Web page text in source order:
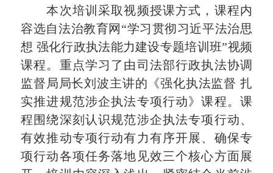
本次培训采取视频授课方式，课程内
容选自法治教育网“学习贯彻习近平法治思
想 强化行政执法能力建设专题培训班”视频
课程。重点学习了由司法部行政执法协调
监督局局长刘波主讲的《强化执法监督 扎
实推进规范涉企执法专项行动》课程。课
程围绕深刻认识规范涉企执法专项行动、
有效推动专项行动有力有序开展、确保专
项行动各项任务落地见效三个核心方面展